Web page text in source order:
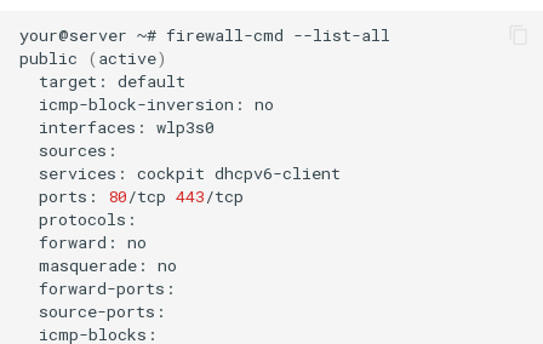
your@server ~# firewall-cmd --list-all
public
( active)
target:
icmp-block-inversion:
interfaces:
services:
cockpit
ports:
80/tcp 443
forward:
masquerade: